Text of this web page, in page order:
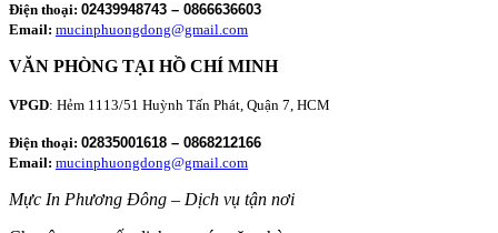
Điện thoại: 02439948743 – 0866636603
Email: mucinphuongdong@gmail.com
VĂN PHÒNG TẠI HỒ CHÍ MINH
VPGD: Hẻm 1113/51 Huỳnh Tấn Phát, Quận 7, HCM
Điện thoại: 02835001618 – 0868212166
Email: mucinphuongdong@gmail.com
Mực In Phương Đông – Dịch vụ tận nơi